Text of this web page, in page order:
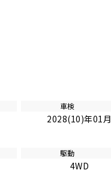
車検
2028(10)年01月
駆動
4WD